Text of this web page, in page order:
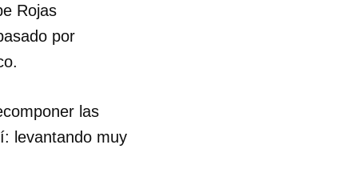
Rojas
por
las
levantando muy